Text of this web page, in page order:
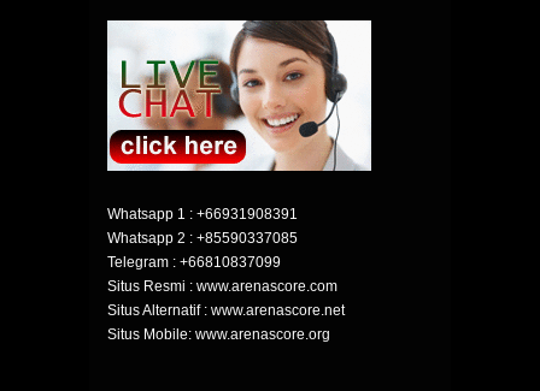
Whatsapp 1 : +66931908391
Whatsapp 2 : +85590337085
Telegram : +66810837099
Situs Resmi : www.arenascore.com
Situs Alternatif : www.arenascore.net
Situs Mobile: www.arenascore.org